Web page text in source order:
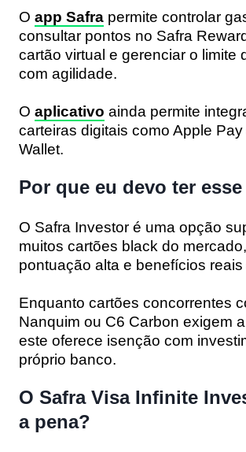
O app Safra permite controlar
consultar pontos no Safra
cartão virtual e gerenciar o limite
com agilidade.
O aplicativo ainda permite
carteiras digitais como Apple
Wallet.
Por que eu devo ter
O Safra Investor é uma opção
muitos cartões black do
pontuação alta e benefícios
Enquanto cartões concorrentes
Nanquim ou C6 Carbon exigem
este oferece isenção com
próprio banco.
O Safra Visa Infinite
a pena?